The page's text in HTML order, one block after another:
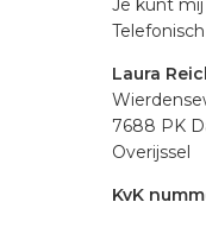
Je kunt
Laura
7688 PK
Overijssel
KvK